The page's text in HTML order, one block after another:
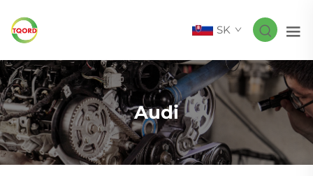
SK
Audi